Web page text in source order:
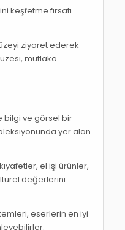
keşfetme fırsatı
ziyaret ederek
mutlaka
bilgi ve görsel bir
yer alan
el işi ürünler,
değerlerini
eserlerin en iyi